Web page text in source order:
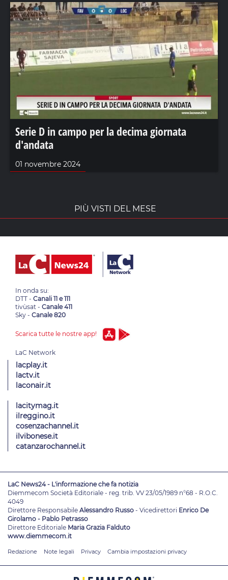
Serie D in campo per la decima giornata
d'andata
01 novembre 2024
PIÙ VISTI DEL MESE
In onda su:
DTT - Canali 11 e 111
tivùsat - Canale 411
Sky - Canale 820
Scarica tutte le nostre app!
lacplay.it
lactv.it
laconair.it
lacitymag.it
ilreggino.it
cosenzachannel.it
ilvibonese.it
catanzarochannel.it
LaC News24 - L'informazione che fa notizia
Diemmecom Società Editoriale - reg. trib. VV 23/05/1989 n°68 - R.O.C.
4049
Direttore Responsabile Alessandro Russo - Vicedirettori Enrico De
Girolamo - Pablo Petrasso
Direttore Editoriale Maria Grazia Falduto
www.diemmecom.it
Redazione Note legali Privacy Cambia impostazioni privacy